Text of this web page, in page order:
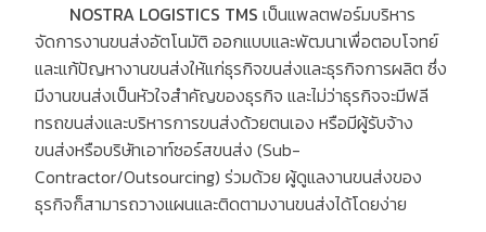
NOSTRA LOGISTICS TMS เป็นแพลตฟอร์มบริหาร
จัดการงานขนส่งอัตโนมัติ ออกแบบและพัฒนาเพื่อตอบโจทย์
และแก้ปัญหางานขนส่งให้แก่ธุรกิจขนส่งและธุรกิจการผลิต ซึ่ง
มีงานขนส่งเป็นหัวใจสำคัญของธุรกิจ และไม่ว่าธุรกิจจะมีฟลี
ทรถขนส่งและบริหารการขนส่งด้วยตนเอง หรือมีผู้รับจ้าง
ขนส่งหรือบริษัทเอาท์ซอร์สขนส่ง (Sub-
Contractor/Outsourcing)ร่วมด้วย ผู้ดูแลงานขนส่งของ
ธุรกิจก็สามารถวางแผนและติดตามงานขนส่งได้โดยง่าย